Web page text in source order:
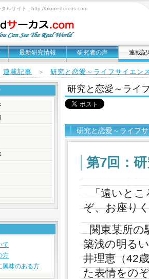
タルサイト - http://biomedcircus.com
最新研究情報 研究者の声 連載記
連載記事 ＞ 研究と恋愛～ライフサイエン
研究と恋愛～ライ
研究と恋愛～ライフ
第7回：
「遠いと
ぞ、お座り
関東某所の
築浅の明る
井理恵（42
た表情をの
て
方
興味のある方